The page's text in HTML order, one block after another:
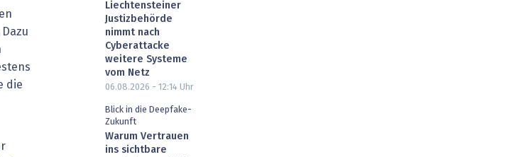
die
Liechtensteiner
Justizbehörde
nimmt nach
Cyberattacke
weitere Systeme
vom Netz
06.08.2026 - 12:14 Uhr
Blick in die Deepfake-
Zukunft
Warum Vertrauen
ins sichtbare